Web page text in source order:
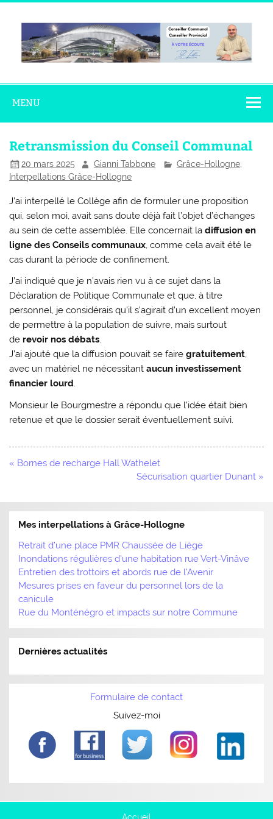
Skip
content
Tabbone
MENU
Retransmission du Conseil Communal
20 mars 2025 Gianni Tabbone Grâce-Hollogne,
Interpellations Grâce-Hollogne
J’ai interpellé le Collège afin de formuler une proposition
qui, selon moi, avait sans doute déjà fait l’objet d’échanges
au sein de cette assemblée. Elle concernait ladiffusion en
ligne des Conseils communaux, comme cela avait été le
cas durant la période de confinement.
J’ai indiqué que je n’avais rien vu à ce sujet dans la
Déclaration de Politique Communale et que, à titre
personnel, je considérais qu’il s’agirait d’un excellent moyen
de permettre à la population de suivre, mais surtout
de revoir nos débats.
J’ai ajouté que la diffusion pouvait se fairegratuitement,
avec un matériel ne nécessitantaucun investissement
financier lourd.
Monsieur le Bourgmestre a répondu que l’idée était bien
retenue et que le dossier serait éventuellement suivi.
Navigation
« Bornes de recharge Hall Wathelet
Sécurisation quartier Dunant »
Mes interpellations à Grâce-Hollogne
Retrait d’une place PMR Chaussée de Liège
Inondations régulières d’une habitation rue Vert-Vinâve
Entretien des trottoirs et abords rue de l’Avenir
Mesures prises en faveur du personnel lors de la
canicule
Rue du Monténégro et impacts sur notre Commune
Dernières actualités
Formulaire de contact
Suivez-moi